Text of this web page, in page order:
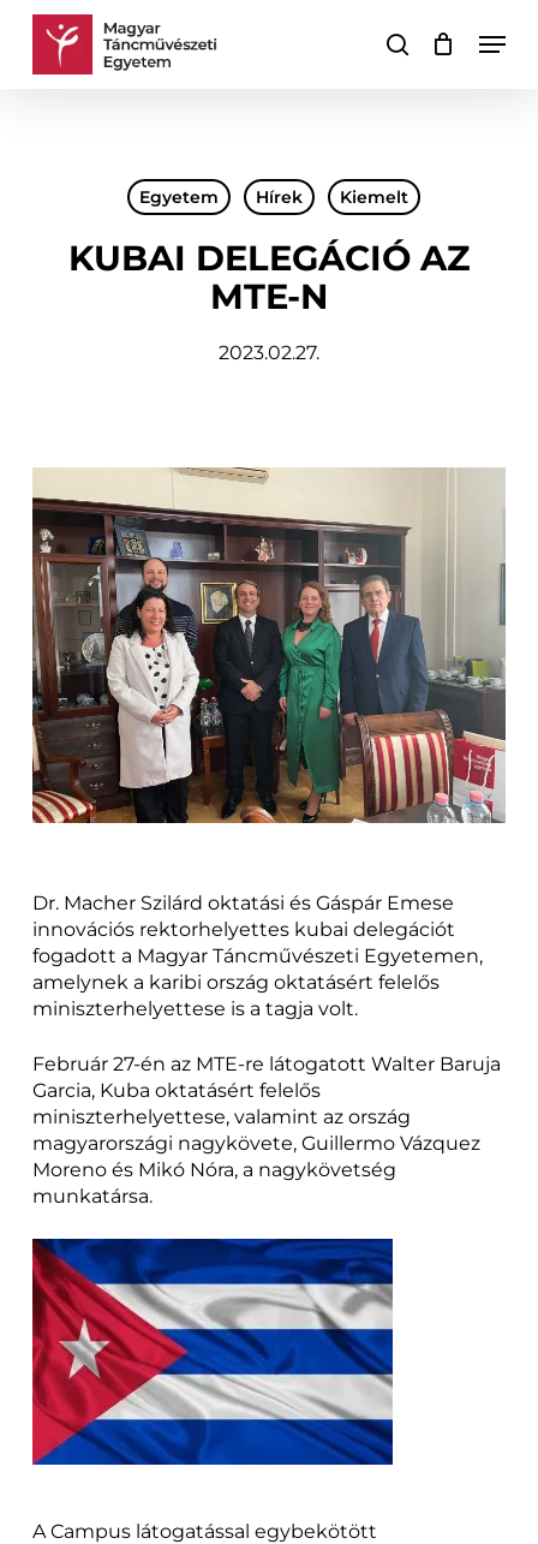
Skip
keresés
Kosár Kosár
Egyetem Hírek Kiemelt
KUBAI DELEGÁCIÓ AZ
MTE-N
2023.02.27.
Dr. Macher Szilárd oktatási és Gáspár Emese
innovációs rektorhelyettes kubai delegációt
fogadott a Magyar Táncművészeti Egyetemen,
amelynek a karibi ország oktatásért felelős
miniszterhelyettese is a tagja volt.
Február 27-én az MTE-re látogatott Walter Baruja
Garcia, Kuba oktatásért felelős
miniszterhelyettese, valamint az ország
magyarországi nagykövete, Guillermo Vázquez
Moreno és Mikó Nóra, a nagykövetség
munkatársa.
A Campus látogatással egybekötött